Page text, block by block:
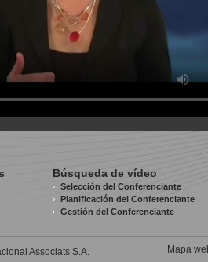
Búsqueda de vídeo
Selección del Conferenciante
Planificación del Conferenciante
Gestión del Conferenciante
Associats S.A. Mapa